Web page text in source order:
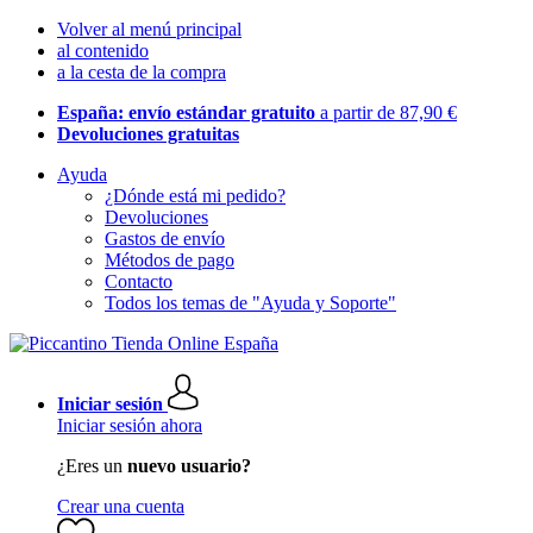
Volver al menú principal
al contenido
a la cesta de la compra
España: envío estándar gratuito a partir de 87,90 €
Devoluciones gratuitas
Ayuda
¿Dónde está mi pedido?
Devoluciones
Gastos de envío
Métodos de pago
Contacto
Todos los temas de "Ayuda y Soporte"
Iniciar sesión
Iniciar sesión ahora
¿Eres un nuevo usuario?
Crear una cuenta